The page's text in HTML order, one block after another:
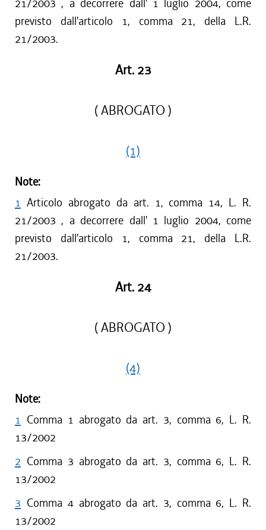
21/2003 , a decorrere dall' 1 luglio 2004, come
previsto dall'articolo 1, comma 21, della L.R.
21/2003.
Art. 23
( ABROGATO )
(1)
Note:
1 Articolo abrogato da art. 1, comma 14, L. R.
21/2003 , a decorrere dall' 1 luglio 2004, come
previsto dall'articolo 1, comma 21, della L.R.
21/2003.
Art. 24
( ABROGATO )
(4)
Note:
1 Comma 1 abrogato da art. 3, comma 6, L. R.
13/2002
2 Comma 3 abrogato da art. 3, comma 6, L. R.
13/2002
3 Comma 4 abrogato da art. 3, comma 6, L. R.
13/2002